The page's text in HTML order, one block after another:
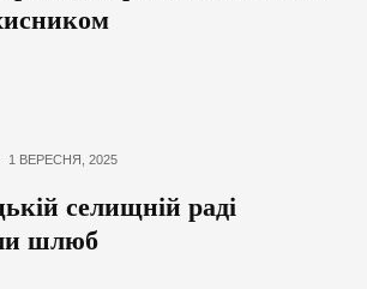
1 ВЕРЕСНЯ, 2025
селищній раді
шлюб